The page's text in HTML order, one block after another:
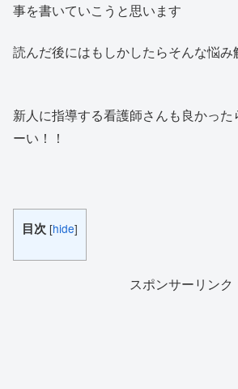
事を書いていこうと思います
読んだ後にはもしかしたらそんな悩み
新人に指導する看護師さんも良かった
ーい！！
目次 [hide]
スポンサーリンク